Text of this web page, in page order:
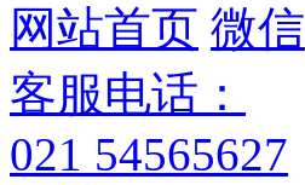
网站首页 微信
客服电话：
021 54565627